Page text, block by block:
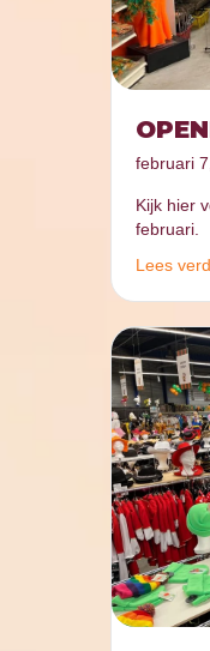
februari
Kijk hier
februari.
Lees